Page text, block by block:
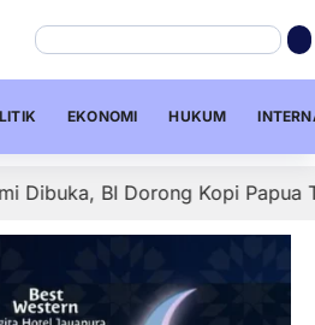
EKONOMI HUKUM
Kopi Papua Tembus